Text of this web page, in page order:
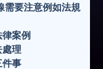
需要注意例如法規
案例
處理
件事